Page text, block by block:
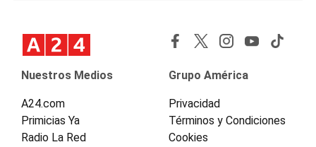
Nuestros Medios
A24.com
Primicias Ya
Radio La Red
Grupo América
Privacidad
Términos y Condiciones
Cookies